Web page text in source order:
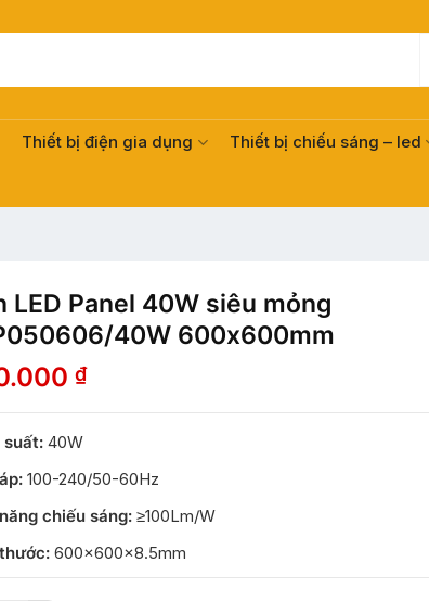
Thiết bị điện gia dụng Thiết bị chiếu sáng – led
LED Panel 40W siêu mỏng
40W 600x600mm
₫
suất: 40W
100-240/50-60Hz
chiếu sáng: ≥100Lm/W
600x600x8.5mm